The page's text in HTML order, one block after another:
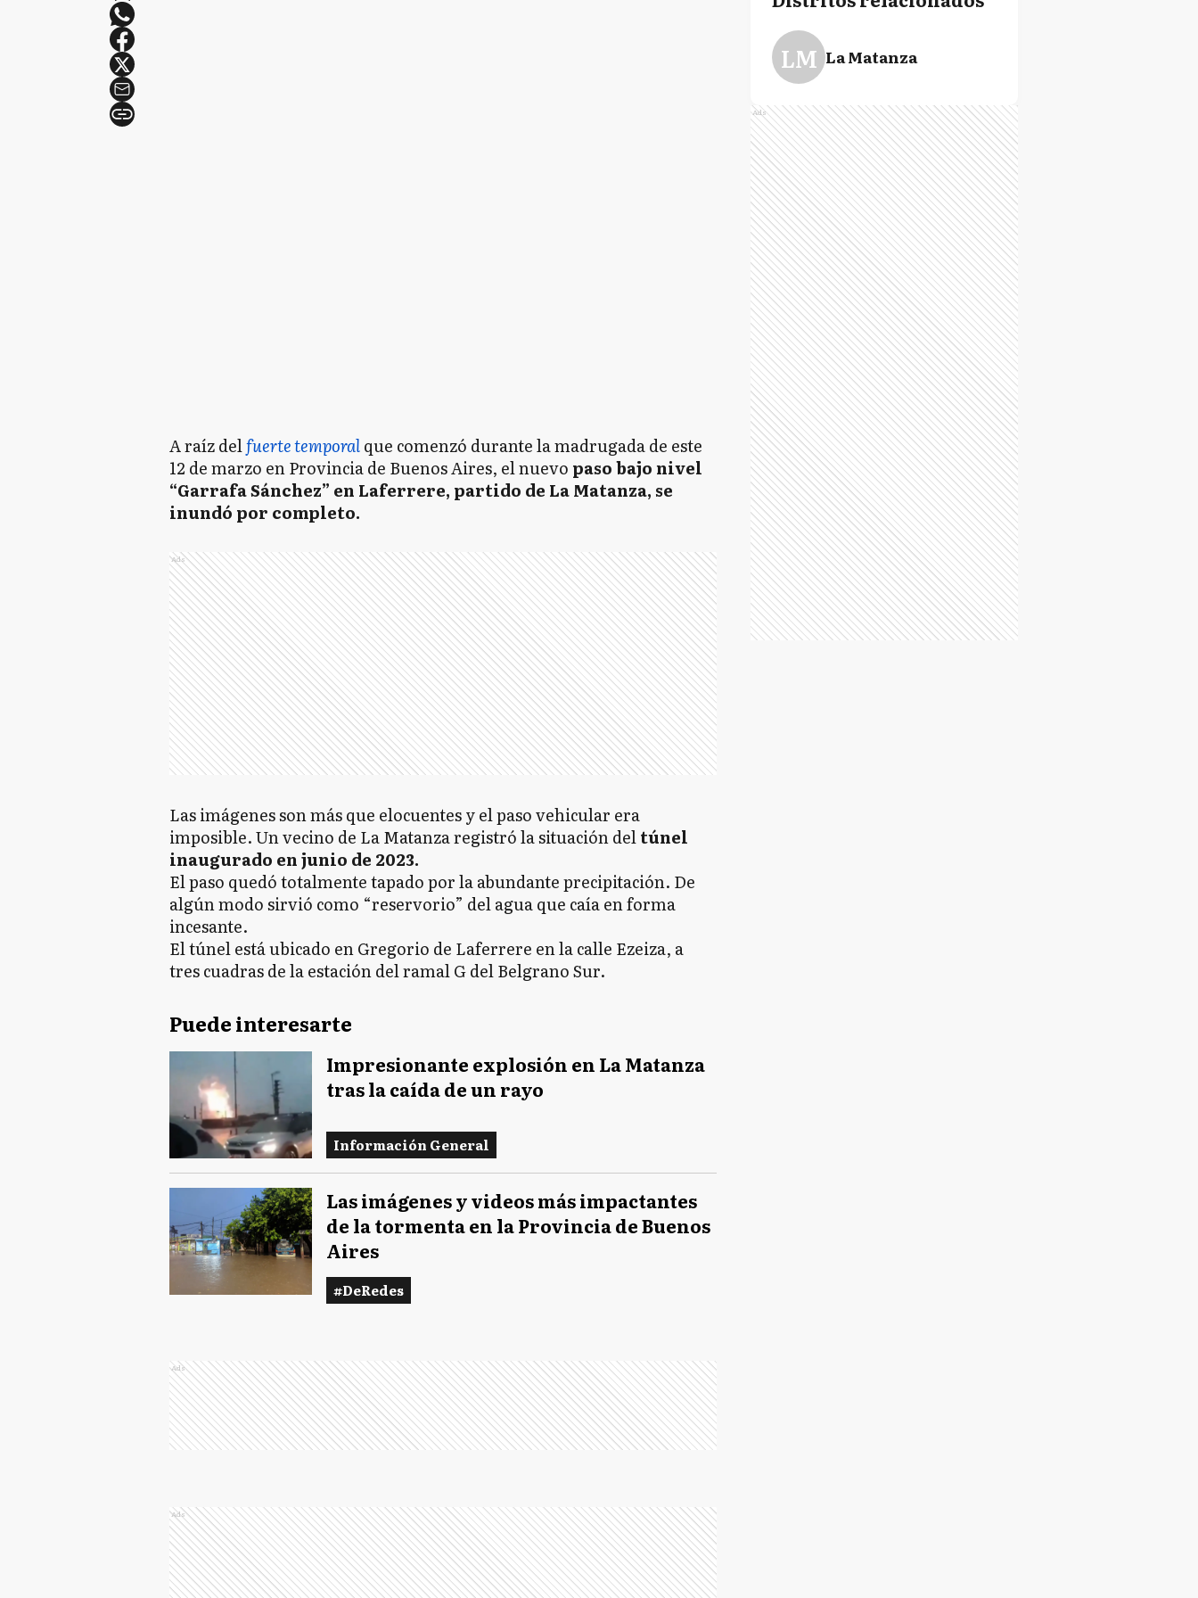
A raíz delfuerte temporalque comenzó durante la madrugada de este
12 de marzo en Provincia de Buenos Aires, el nuevo paso bajo nivel
“Garrafa Sánchez” en Laferrere, partido de La Matanza, se
inundó por completo.
Ads
Las imágenes son más que elocuentes y el paso vehicular era
imposible. Un vecino de La Matanza registró la situación deltúnel
inaugurado en junio de 2023.
El paso quedó totalmente tapado por la abundante precipitación. De
algún modo sirvió como “reservorio” del agua que caía en forma
incesante.
El túnel está ubicado en Gregorio de Laferrere en la calle Ezeiza, a
tres cuadras de la estación del ramal G del Belgrano Sur.
Puede interesarte
Impresionante explosión en La Matanza
tras la caída de un rayo
Información General
Las imágenes y videos más impactantes
de la tormenta en la Provincia de Buenos
Aires
#DeRedes
Ads
Ads
LM La Matanza
Ads